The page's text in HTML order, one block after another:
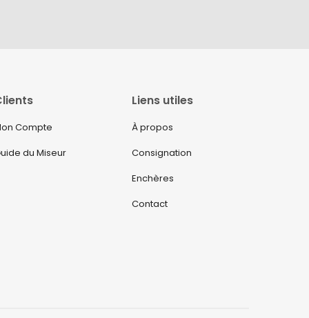
Compte
du Miseur
Liens utiles
À propos
Consignation
Enchères
Contact